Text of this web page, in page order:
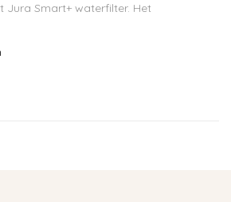
Jura Smart+ waterfilter. Het